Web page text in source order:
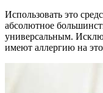
Использовать это
абсолютное
универсальным.
имеют аллергию на